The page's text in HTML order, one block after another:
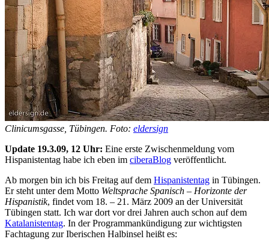
Clinicumsgasse, Tübingen. Foto: eldersign
Update 19.3.09, 12 Uhr: Eine erste Zwischenmeldung vom
Hispanistentag habe ich eben im ciberaBlog veröffentlicht.
Ab morgen bin ich bis Freitag auf dem Hispanistentag in Tübingen.
Er steht unter dem Motto Weltsprache Spanisch – Horizonte der
Hispanistik, findet vom 18. – 21. März 2009 an der Universität
Tübingen statt. Ich war dort vor drei Jahren auch schon auf dem
Katalanistentag. In der Programmankündigung zur wichtigsten
Fachtagung zur Iberischen Halbinsel heißt es: